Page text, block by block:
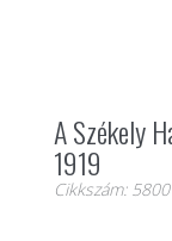
A Székely
1919
Cikkszám: 5800